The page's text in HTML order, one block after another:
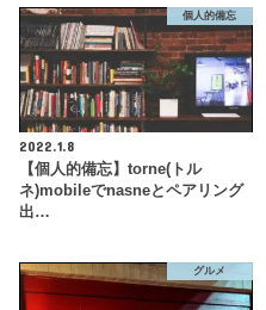
個人的備忘
2022.1.8
【個人的備忘】torne(トル
ネ)mobileでnasneとペアリング
出…
グルメ